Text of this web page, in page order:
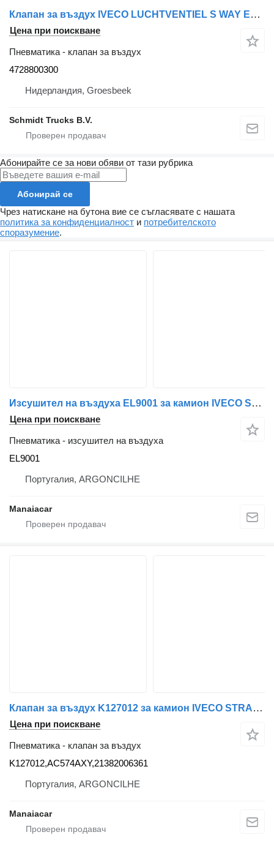
Клапан за въздух IVECO LUCHTVENTIEL S WAY EURO 6 4728800300 за камион
Цена при поискване
Пневматика - клапан за въздух
4728800300
Нидерландия, Groesbeek
Schmidt Trucks B.V.
Абонирайте се за нови обяви от тази рубрика
Абонирай се
Чрез натискане на бутона вие се съгласявате с нашата
политика за конфиденциалност и потребителското
споразумение.
Изсушител на въздуха EL9001 за камион IVECO STRALIS/AT/AD/ML/EUROCARGO/S-WAY
Цена при поискване
Пневматика - изсушител на въздуха
EL9001
Португалия, ARGONCILHE
Manaiacar
Клапан за въздух K127012 за камион IVECO STRALIS/AT/AD/ML/EUROCARGO/S-WAY
Цена при поискване
Пневматика - клапан за въздух
K127012,AC574AXY,21382006361
Португалия, ARGONCILHE
Manaiacar